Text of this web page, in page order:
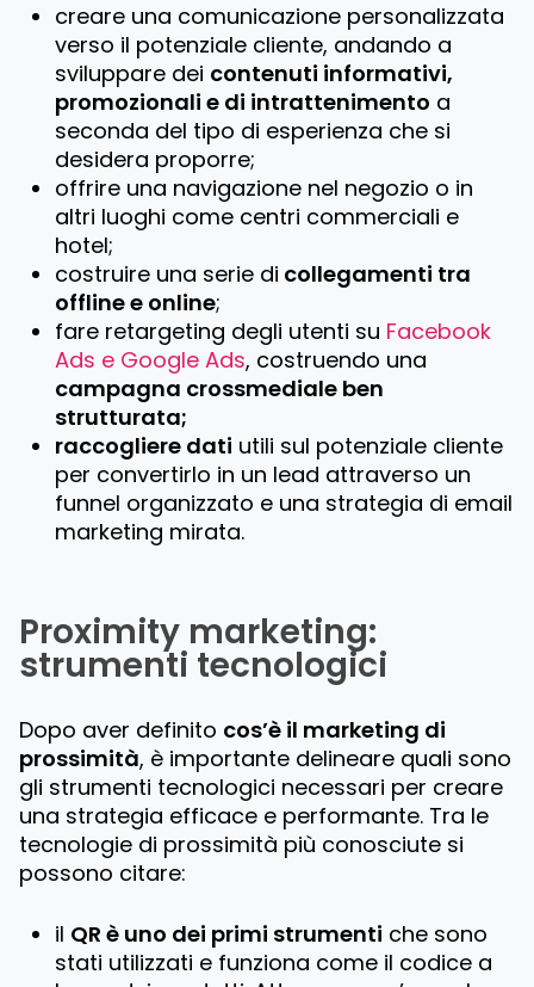
creare una comunicazione personalizzata
verso il potenziale cliente, andando a
sviluppare dei contenuti informativi,
promozionali e di intrattenimento a
seconda del tipo di esperienza che si
desidera proporre;
offrire una navigazione nel negozio o in
altri luoghi come centri commerciali e
hotel;
costruire una serie di collegamenti tra
offline e online;
fare retargeting degli utenti su Facebook
Ads e Google Ads, costruendo una
campagna crossmediale ben
strutturata;
raccogliere dati utili sul potenziale cliente
per convertirlo in un lead attraverso un
funnel organizzato e una strategia di email
marketing mirata.
Proximity marketing:
strumenti tecnologici
Dopo aver definito cos’è il marketing di
prossimità, è importante delineare quali sono
gli strumenti tecnologici necessari per creare
una strategia efficace e performante. Tra le
tecnologie di prossimità più conosciute si
possono citare:
il QR è uno dei primi strumenti che sono
stati utilizzati e funziona come il codice a